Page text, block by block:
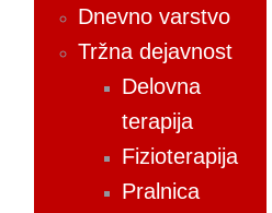
Dnevno varstvo
Tržna dejavnost
Delovna
terapija
Fizioterapija
Pralnica